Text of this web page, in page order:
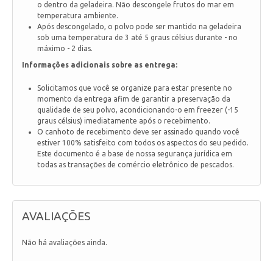
o dentro da geladeira. Não descongele frutos do mar em
temperatura ambiente.
Após descongelado, o polvo pode ser mantido na geladeira
sob uma temperatura de 3 até 5 graus célsius durante - no
máximo - 2 dias.
Informações adicionais sobre as entrega:
Solicitamos que você se organize para estar presente no
momento da entrega afim de garantir a preservação da
qualidade de seu polvo, acondicionando-o em freezer (-15
graus célsius) imediatamente após o recebimento.
O canhoto de recebimento deve ser assinado quando você
estiver 100% satisfeito com todos os aspectos do seu pedido.
Este documento é a base de nossa segurança jurídica em
todas as transações de comércio eletrônico de pescados.
AVALIAÇÕES
Não há avaliações ainda.